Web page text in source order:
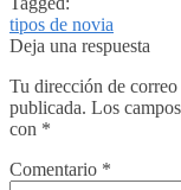
tipos de novia
Deja una respuesta
Tu dirección de
publicada. Los
con *
Comentario *